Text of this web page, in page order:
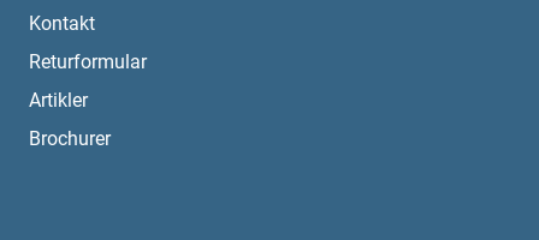
Kontakt
Returformular
Artikler
Brochurer